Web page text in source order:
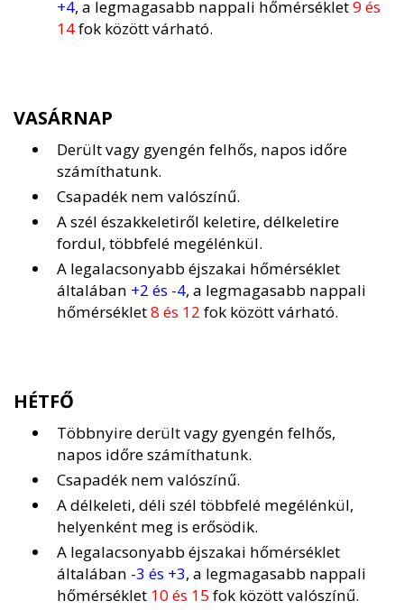
+4, a legmagasabb nappali hőmérséklet9 és
14fok között várható.
VASÁRNAP
Derült vagy gyengén felhős, napos időre
számíthatunk.
Csapadék nem valószínű.
A szél északkeletiről keletire, délkeletire
fordul, többfelé megélénkül.
A legalacsonyabb éjszakai hőmérséklet
általában +2 és -4, a legmagasabb nappali
hőmérséklet8 és 12 fok között várható.
HÉTFŐ
Többnyire derült vagy gyengén felhős,
napos időre számíthatunk.
Csapadék nem valószínű.
A délkeleti, déli szél többfelé megélénkül,
helyenként meg is erősödik.
A legalacsonyabb éjszakai hőmérséklet
általában -3 és +3, a legmagasabb nappali
hőmérséklet 10 és 15 fok között valószínű.